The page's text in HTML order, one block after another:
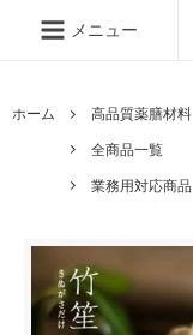
メニュー
ホーム
高品質薬膳材料
全商品一覧
業務用対応商品